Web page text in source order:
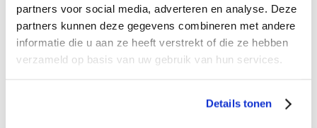
partners voor social media, adverteren en analyse. Deze
partners kunnen deze gegevens combineren met andere
informatie die u aan ze heeft verstrekt of die ze hebben
verzameld op basis van uw gebruik van hun services.
Details tonen
voor alle updates over merken, programmering
en kaartverkoop die over 2 maanden live gaat!
CATEGORIE